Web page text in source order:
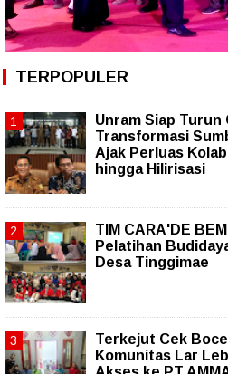
TERPOPULER
Unram Siap Turun
Transformasi
Ajak Perluas
hingga Hilirisasi
TIM CARA'DE
Pelatihan
Desa Tinggimae
Terkejut Cek
Komunitas Lar